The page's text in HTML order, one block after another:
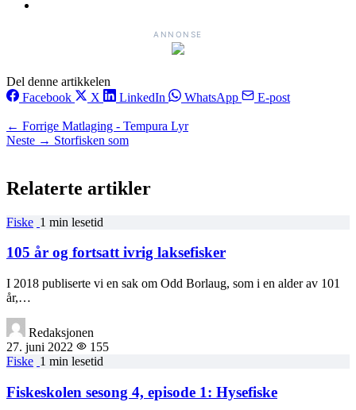
ANNONSE
Del denne artikkelen
Facebook
X LinkedIn WhatsApp E-post
← Forrige Matlaging - Tempura Lyr
Neste → Storfisken som
Relaterte artikler
Fiske 1 min lesetid
105 år og fortsatt ivrig laksefisker
I 2018 publiserte vi en sak om Odd Borlaug, som i en alder av 101
år,…
Redaksjonen
27. juni 2022
155
Fiske 1 min lesetid
Fiskeskolen sesong 4, episode 1: Hysefiske